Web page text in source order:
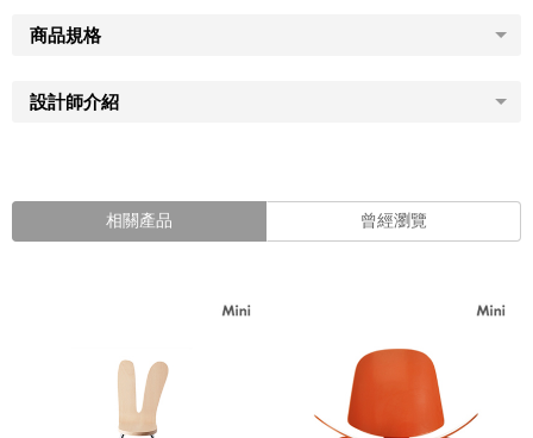
商品規格
設計師介紹
相關產品 曾經瀏覽